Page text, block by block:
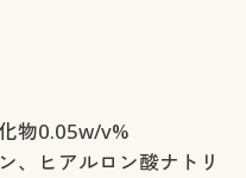
物0.05w/v%
、ヒアルロン酸ナトリ